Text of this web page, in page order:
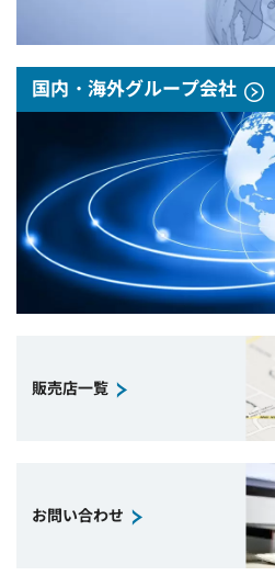
国内・海外グループ会社
販売店一覧
お問い合わせ